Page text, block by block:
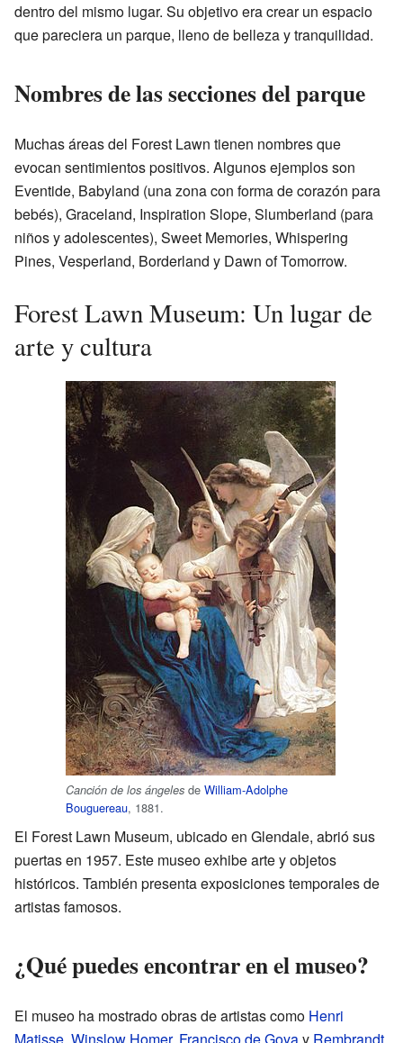
dentro del mismo lugar. Su objetivo era crear un espacio
que pareciera un parque, lleno de belleza y tranquilidad.
Nombres de las secciones del parque
Muchas áreas del Forest Lawn tienen nombres que
evocan sentimientos positivos. Algunos ejemplos son
Eventide, Babyland (una zona con forma de corazón para
bebés), Graceland, Inspiration Slope, Slumberland (para
niños y adolescentes), Sweet Memories, Whispering
Pines, Vesperland, Borderland y Dawn of Tomorrow.
Forest Lawn Museum: Un lugar de
arte y cultura
Canción de los ángeles de William-Adolphe
Bouguereau, 1881.
El Forest Lawn Museum, ubicado en Glendale, abrió sus
puertas en 1957. Este museo exhibe arte y objetos
históricos. También presenta exposiciones temporales de
artistas famosos.
¿Qué puedes encontrar en el museo?
El museo ha mostrado obras de artistas como Henri